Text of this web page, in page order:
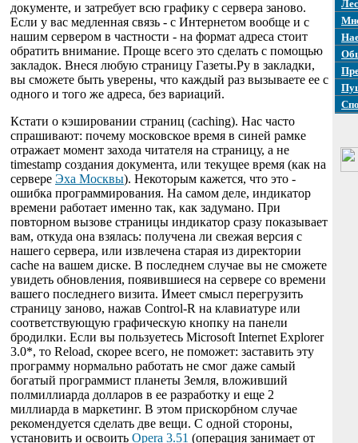
документе, и затребует всю графику с сервера заново.
Если у вас медленная связь - с Интернетом вообще и с
нашим сервером в частности - на формат адреса стоит
обратить внимание. Проще всего это сделать с помощью
закладок. Внеся любую страницу Газеты.Ру в закладки,
вы сможете быть уверены, что каждый раз вызываете ее с
одного и того же адреса, без вариаций.
Кстати о кэшировании страниц (caching). Нас часто
спрашивают: почему московское время в синей рамке
отражает момент захода читателя на страницу, а не
timestamp создания документа, или текущее время (как на
сервере Эха Москвы). Некоторым кажется, что это -
ошибка программирования. На самом деле, индикатор
времени работает именно так, как задумано. При
повторном вызове страницы индикатор сразу показывает
вам, откуда она взялась: получена ли свежая версия с
нашего сервера, или извлечена старая из директории
cache на вашем диске. В последнем случае вы не сможете
увидеть обновления, появившиеся на сервере со времени
вашего последнего визита. Имеет смысл перегрузить
страницу заново, нажав Control-R на клавиатуре или
соответствующую графическую кнопку на панели
бродилки. Если вы пользуетесь Microsoft Internet Explorer
3.0*, то Reload, скорее всего, не поможет: заставить эту
программу нормально работать не смог даже самый
богатый программист планеты Земля, вложивший
полмиллиарда долларов в ее разработку и еще 2
миллиарда в маркетинг. В этом прискорбном случае
рекомендуется сделать две вещи. С одной стороны,
установить и освоить Opera 3.51 (операция занимает от